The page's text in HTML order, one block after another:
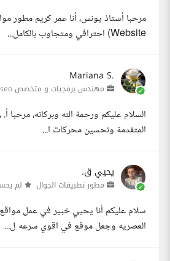
Website) احترافي ومتجاوب بالكامل...
Mariana S.
مهندس برمجيات و متخصص seo
السلام عليكم ورحمة الله وبركاته،
المتقدمة وتحسين محركات ا...
يحيي ق.
مطور تطبيقات الجوال لم
سلام عليكم أنا يحيي خبير في عمل
العصريه وجعل موقع في اقوي سرعه ل...